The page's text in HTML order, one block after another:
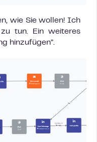
wie Sie wollen! Ich
tun. Ein weiteres
hinzufügen”.